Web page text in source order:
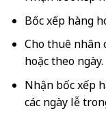
Bốc xếp hàng
Cho thuê nhân
hoặc theo ngày.
Nhận bốc xếp
các ngày lễ